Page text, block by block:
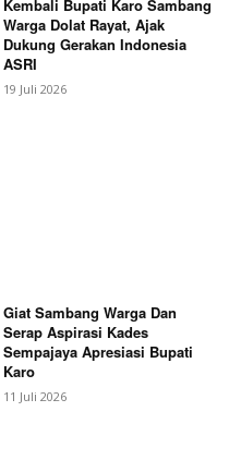
Ginting Serahkan
Run FBB Kabupaten
Kembali Bupati Karo Sambang
Warga Dolat Rayat, Ajak
Dukung Gerakan Indonesia
ASRI
19 Juli 2026
Giat Sambang Warga Dan
Serap Aspirasi Kades
Sempajaya Apresiasi Bupati
Karo
11 Juli 2026